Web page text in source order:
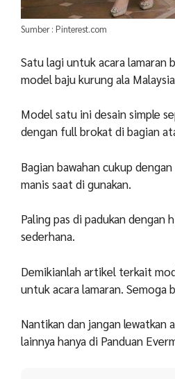
Sumber : Pinterest.com
Satu lagi untuk acara lamaran
model baju kurung ala
Model satu ini desain simple
dengan full brokat di bagian
Bagian bawahan cukup
manis saat di gunakan.
Paling pas di padukan dengan
sederhana.
Demikianlah artikel terkait
untuk acara lamaran. Semoga
Nantikan dan jangan
lainnya hanya di Panduan